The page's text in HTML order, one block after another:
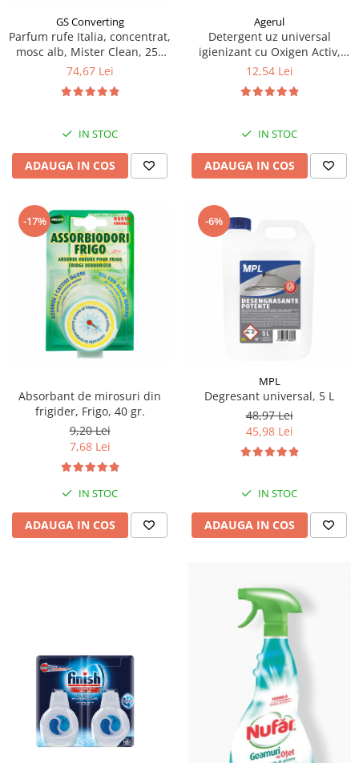
GS Converting
Parfum rufe Italia, concentrat,
mosc alb, Mister Clean, 250
ml
74,67 Lei
IN STOC
ADAUGA IN COS
Agerul
Detergent uz universal
igienizant cu Oxigen Activ,
Agerul, 1l
12,54 Lei
IN STOC
ADAUGA IN COS
-17%
Absorbant de mirosuri din
frigider, Frigo, 40 gr.
9,20 Lei
7,68 Lei
IN STOC
ADAUGA IN COS
-6%
MPL
Degresant universal, 5 L
48,97 Lei
45,98 Lei
IN STOC
ADAUGA IN COS